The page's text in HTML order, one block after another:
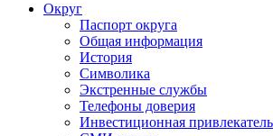
Округ
Паспорт округа
Общая информация
История
Символика
Экстренные службы
Телефоны доверия
Инвестиционная